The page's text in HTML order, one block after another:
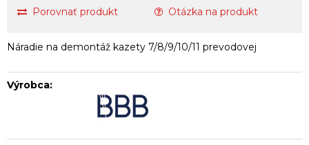
Porovnať produkt Otázka na produkt
Náradie na demontáž kazety 7/8/9/10/11 prevodovej
Výrobca: